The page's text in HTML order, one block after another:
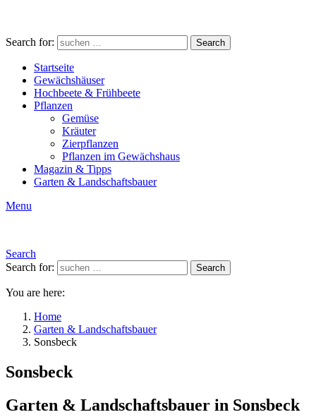
Search for: Search
Startseite
Gewächshäuser
Hochbeete & Frühbeete
Pflanzen
Gemüse
Kräuter
Zierpflanzen
Pflanzen im Gewächshaus
Magazin & Tipps
Garten & Landschaftsbauer
Menu
Search
Search for:
Search
You are here:
Home
Garten & Landschaftsbauer
Sonsbeck
Sonsbeck
Garten & Landschaftsbauer in Sonsbeck